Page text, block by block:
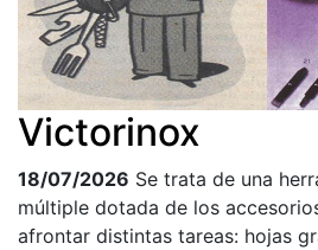
Victorinox
18/07/2026 Se trata de una
múltiple dotada de los
afrontar distintas tareas: hojas